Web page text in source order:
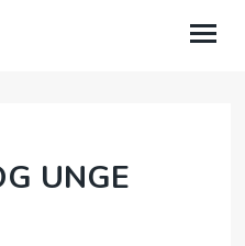
UNGE